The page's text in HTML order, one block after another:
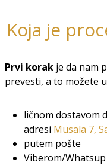
Koja je
Prvi korak je da nam
prevesti, a to možete
ličnom dostavom
adresi Musala 7,
putem pošte
Viberom/